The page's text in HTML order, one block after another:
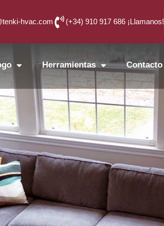
hvac.com (+34) 910 917 686 ¡Llamanos!
Herramientas Contacto